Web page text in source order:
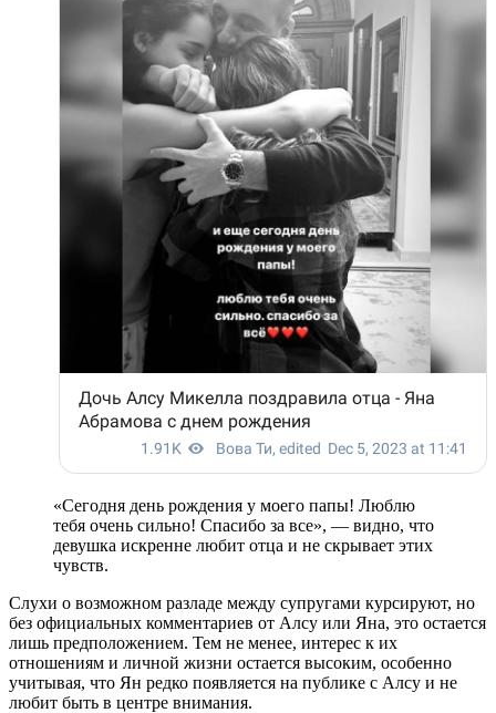
«Сегодня день рождения у моего папы! Люблю
тебя очень сильно! Спасибо за все», — видно, что
девушка искренне любит отца и не скрывает этих
чувств.
Слухи о возможном разладе между супругами курсируют, но
без официальных комментариев от Алсу или Яна, это остается
лишь предположением. Тем не менее, интерес к их
отношениям и личной жизни остается высоким, особенно
учитывая, что Ян редко появляется на публике с Алсу и не
любит быть в центре внимания.